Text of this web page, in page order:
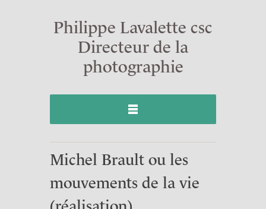
Philippe Lavalette csc
Directeur de la
photographie
Michel Brault ou les
mouvements de la vie